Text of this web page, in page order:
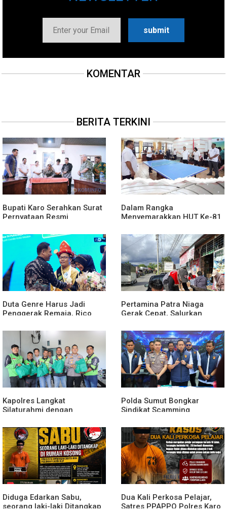
KOMENTAR
BERITA TERKINI
Bupati Karo Serahkan Surat
Pernyataan Resmi
Kabanjahe
Dalam Rangka
Menyemarakkan HUT Ke-81
Siapkan Rangkaian Kegiatan
Duta Genre Harus Jadi
Penggerak Remaja, Rico
Saat Ada Acara
Pertamina Patra Niaga
Gerak Cepat, Salurkan
Terdampak Bencana Banjir
di Sumatera Barat
Kapolres Langkat
Silaturahmi dengan
Ajak Jaga Kamtibmas
Jelang HUT RI
Polda Sumut Bongkar
Sindikat Scamming
Medan, Korban Rugi Rp6,7
Miliar
Diduga Edarkan Sabu,
seorang laki-laki Ditangkap
Dua Kali Perkosa Pelajar,
Satres PPAPPO Polres Karo